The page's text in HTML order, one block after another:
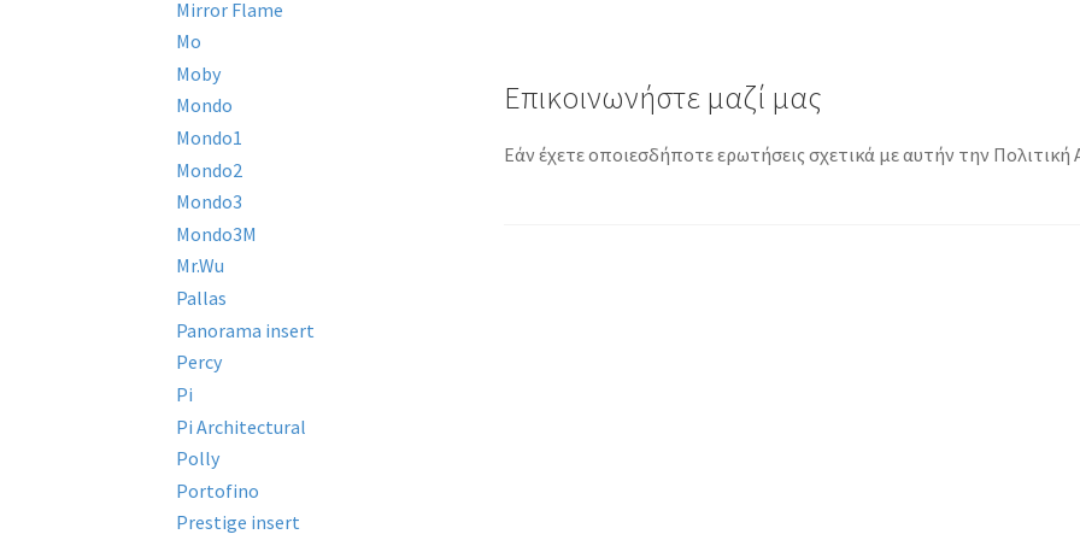
Επικοινωνήστε μαζί μας
Εάν έχετε οποιεσδήποτε ερωτήσεις σχετικά με αυτήν την
Mirror Flame
Mo
Moby
Mondo
Mondo1
Mondo2
Mondo3
Mondo3M
Mr.Wu
Pallas
Panorama insert
Percy
Pi
Pi Architectural
Polly
Portofino
Prestige insert